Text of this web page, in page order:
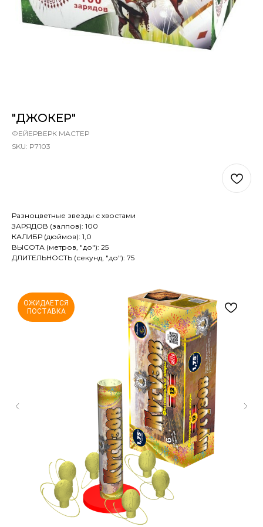
"ДЖОКЕР"
ФЕЙЕРВЕРК МАСТЕР
SKU: P7103
Разноцветные звезды с хвостами
ЗАРЯДОВ (залпов): 100
КАЛИБР (дюймов): 1,0
ВЫСОТА (метров, "до"): 25
ДЛИТЕЛЬНОСТЬ (секунд, "до"): 75
ОЖИДАЕТСЯ
ПОСТАВКА